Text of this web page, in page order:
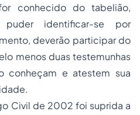
conhecido do tabelião,
puder identificar-se por
deverão participar do
menos duas testemunhas
conheçam e atestem sua
Civil de 2002 foi suprida a